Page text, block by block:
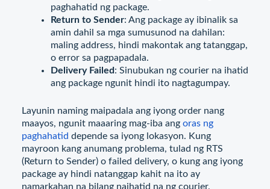
paghahatid ng package.
Return to Sender: Ang package ay ibinalik sa
amin dahil sa mga sumusunod na dahilan:
maling address, hindi makontak ang tatanggap,
o error sa pagpapadala.
Delivery Failed: Sinubukan ng courier na ihatid
ang package ngunit hindi ito nagtagumpay.
Layunin naming maipadala ang iyong order nang
maayos, ngunit maaaring mag-iba ang oras ng
paghahatid depende sa iyong lokasyon. Kung
mayroon kang anumang problema, tulad ng RTS
(Return to Sender) o failed delivery, o kung ang iyong
package ay hindi natanggap kahit na ito ay
namarkahan na bilang naihatid na ng courier,